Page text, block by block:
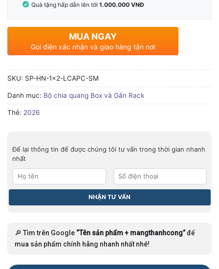
Quà tặng hấp dẫn lên tới 1.000.000 VNĐ
MUA NGAY
Gọi điện xác nhận và giao hàng tận nơi
SKU: SP-HN-1x2-LCAPC-SM
Danh mục: Bộ chia quang Box và Gắn Rack
Thẻ: 2026
Để lại thông tin để được chúng tôi tư vấn trong thời gian nhanh
nhất
🔎 Tìm trên Google “Tên sản phẩm + mangthanhcong”để
mua sản phẩm chính hãng nhanh nhất nhé!